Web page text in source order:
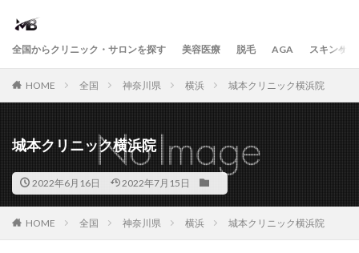
全国からクリニック・サロンを探す 美容医療 脱毛 AGA スキンケア
HOME 全国 神奈川県 横浜 城本クリニック横浜院
城本クリニック横浜院
2022年6月16日 2022年7月15日
HOME 全国 神奈川県 横浜 城本クリニック横浜院